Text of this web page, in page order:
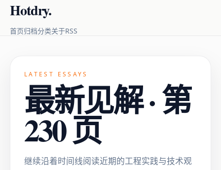
Hotdry.
首页归档分类关于RSS
LATEST ESSAYS
最新见解 · 第
230 页
继续沿着时间线阅读近期的工程实践与技术观